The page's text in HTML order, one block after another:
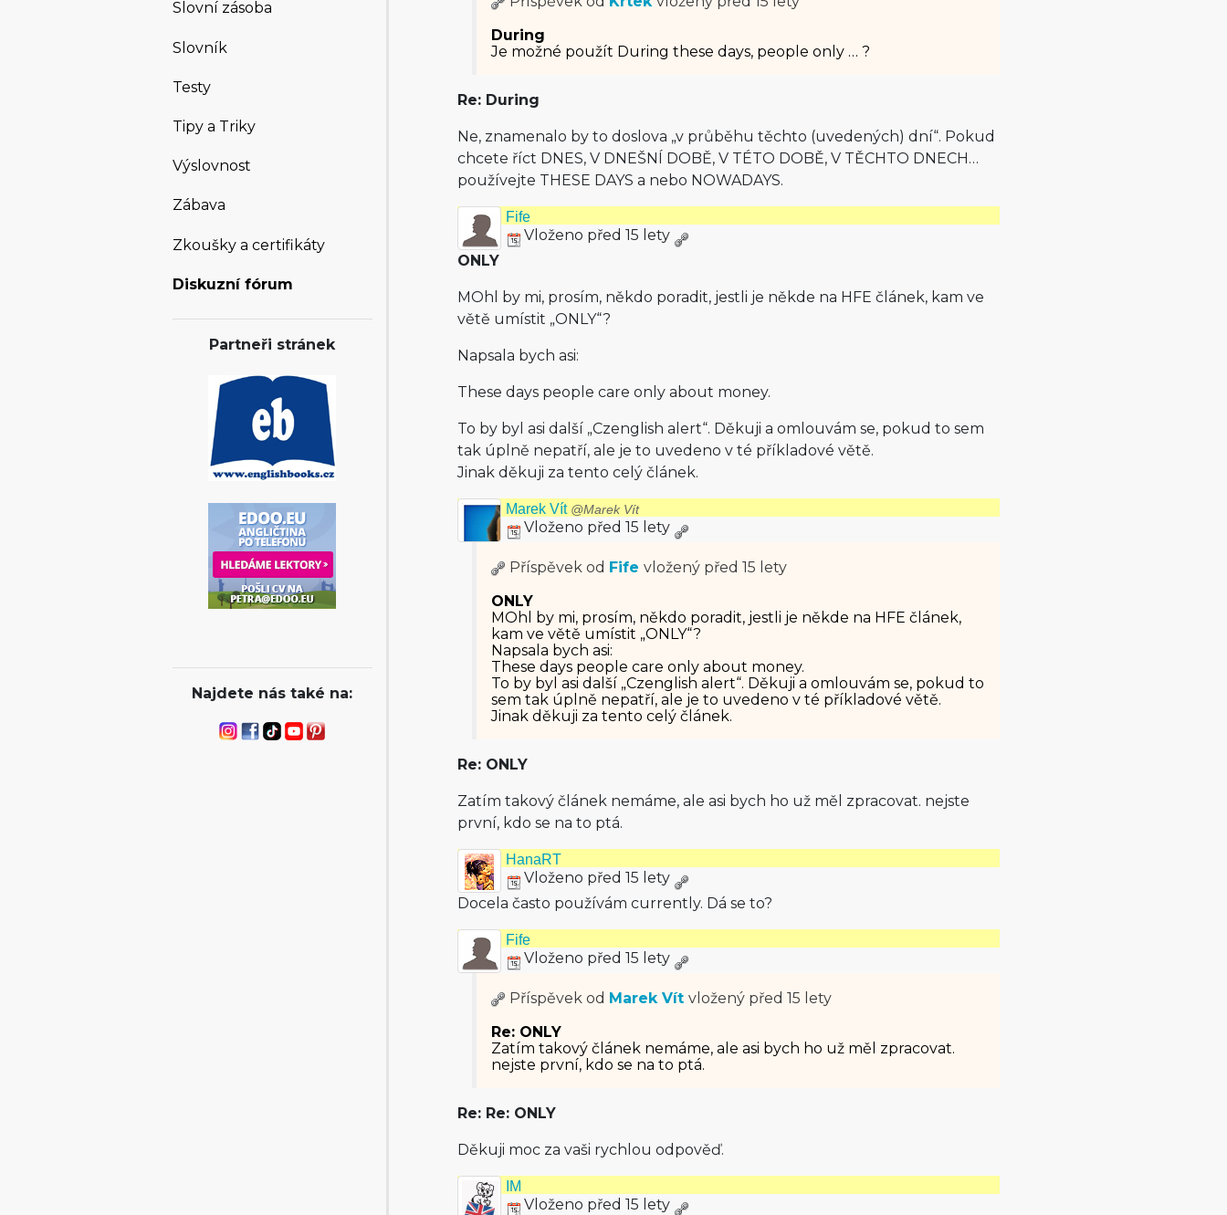
Slovní zásoba
Slovník
Testy
Tipy a Triky
Výslovnost
Zábava
Zkoušky a certifikáty
Diskuzní fórum
Partneři stránek
Najdete nás také na:
During
Je možné použít During these days, people only … ?
Re: During
Ne, znamenalo by to doslova „v průběhu těchto (uvedených) dní“. Pokud
chcete říct DNES, V DNEŠNÍ DOBĚ, V TÉTO DOBĚ, V TĚCHTO DNECH…
používejte THESE DAYS a nebo NOWADAYS.
Fife
Vloženo před 15 lety
ONLY
MOhl by mi, prosím, někdo poradit, jestli je někde na HFE článek, kam ve
větě umístit „ONLY“?
Napsala bych asi:
These days people care only about money.
To by byl asi další „Czenglish alert“. Děkuji a omlouvám se, pokud to sem
tak úplně nepatří, ale je to uvedeno v té příkladové větě.
Jinak děkuji za tento celý článek.
Marek Vít @Marek Vít
Vloženo před 15 lety
Příspěvek od Fife vložený před 15 lety
ONLY
MOhl by mi, prosím, někdo poradit, jestli je někde na HFE článek,
kam ve větě umístit „ONLY“?
Napsala bych asi:
These days people care only about money.
To by byl asi další „Czenglish alert“. Děkuji a omlouvám se, pokud to
sem tak úplně nepatří, ale je to uvedeno v té příkladové větě.
Jinak děkuji za tento celý článek.
Re: ONLY
Zatím takový článek nemáme, ale asi bych ho už měl zpracovat. nejste
první, kdo se na to ptá.
HanaRT
Vloženo před 15 lety
Docela často používám currently. Dá se to?
Fife
Vloženo před 15 lety
Příspěvek od Marek Vít vložený před 15 lety
Re: ONLY
Zatím takový článek nemáme, ale asi bych ho už měl zpracovat.
nejste první, kdo se na to ptá.
Re: Re: ONLY
Děkuji moc za vaši rychlou odpověď.
IM
Vloženo před 15 lety